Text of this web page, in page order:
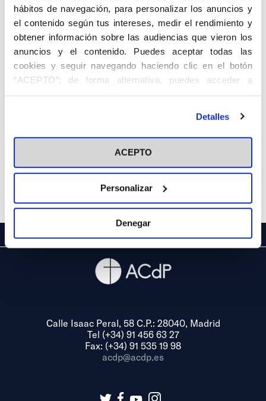
hábitos de navegación, para personalizar los anuncios y
el contenido según tus intereses, medir el rendimiento y
obtener información sobre las audiencias que vieron los
anuncios y el contenido. Puedes aceptar todas las
cookies y seguir navegando haciendo clic en el botón
“ACEPTO”; de forma alternativa, puedes acceder a
información más detallada y cambiar tus preferencias
en el botón "Personalizar". Para más información puedes
visitar nuestra Política de Cookies
Detalles
ACEPTO
Personalizar
Denegar
Autor
Centro de
adscripción
Fecha de
nacimiento
01/01/1924
Lugar de
Fecha de
defunción
Lugar de
defunción
Calle Isaac Peral, 58 C.P.: 28040, Madrid
Tel (+34) 91 456 63 27
Fax: (+34) 91 535 19 98
acdp@acdp.es